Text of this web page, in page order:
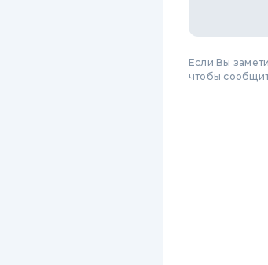
Если Вы
чтобы